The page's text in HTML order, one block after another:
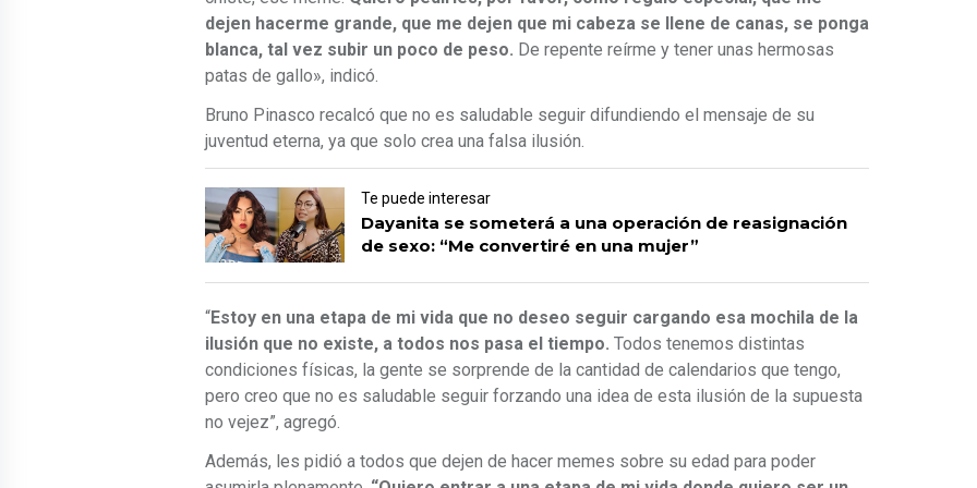
dejen hacerme grande, que me dejen que mi cabeza se llene de canas, se ponga
blanca, tal vez subir un poco de peso. De repente reírme y tener unas hermosas
patas de gallo», indicó.
Bruno Pinasco recalcó que no es saludable seguir difundiendo el mensaje de su
juventud eterna, ya que solo crea una falsa ilusión.
Te puede interesar
Dayanita se someterá a una operación de reasignación
de sexo: “Me convertiré en una mujer”
“Estoy en una etapa de mi vida que no deseo seguir cargando esa mochila de la
ilusión que no existe, a todos nos pasa el tiempo. Todos tenemos distintas
condiciones físicas, la gente se sorprende de la cantidad de calendarios que tengo,
pero creo que no es saludable seguir forzando una idea de esta ilusión de la supuesta
no vejez”, agregó.
Además, les pidió a todos que dejen de hacer memes sobre su edad para poder